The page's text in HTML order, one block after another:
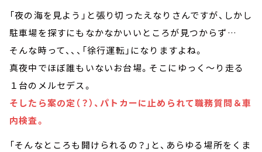
「夜の海を見よう」と張り切ったえなりさんですが、しかし
駐車場を探すにもなかなかいいところが見つからず…
そんな時って、、、「徐行運転」になりますよね。
真夜中でほぼ誰もいないお台場。そこにゆっく～り走る
１台のメルセデス。
そしたら案の定（？）、パトカーに止められて職務質問＆車
内検査。
「そんなところも開けられるの？」と、あらゆる場所をくま